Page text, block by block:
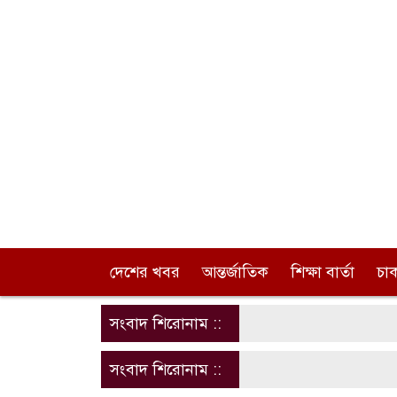
দেশের খবর আন্তর্জাতিক শিক্ষা বার্তা
সংবাদ শিরোনাম ::
সংবাদ শিরোনাম ::